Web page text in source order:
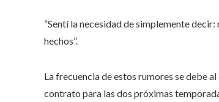
“Sentí la necesidad de simplemente
hechos”.
La frecuencia de estos rumores se debe
contrato para las dos próximas